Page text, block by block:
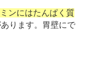
ンにはたんぱく質
ります。胃壁にで